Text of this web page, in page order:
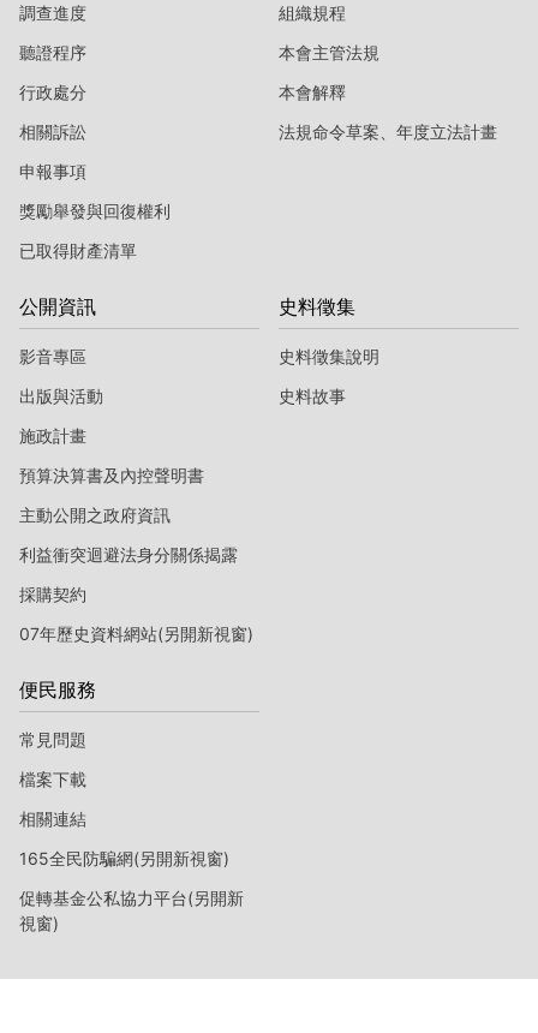
調查進度
聽證程序
行政處分
相關訴訟
申報事項
獎勵舉發與回復權利
已取得財產清單
組織規程
本會主管法規
本會解釋
法規命令草案、年度立法計畫
公開資訊
影音專區
出版與活動
施政計畫
預算決算書及內控聲明書
主動公開之政府資訊
利益衝突迴避法身分關係揭露
採購契約
07年歷史資料網站(另開新視窗)
史料徵集
史料徵集說明
史料故事
便民服務
常見問題
檔案下載
相關連結
165全民防騙網(另開新視窗)
促轉基金公私協力平台(另開新
視窗)